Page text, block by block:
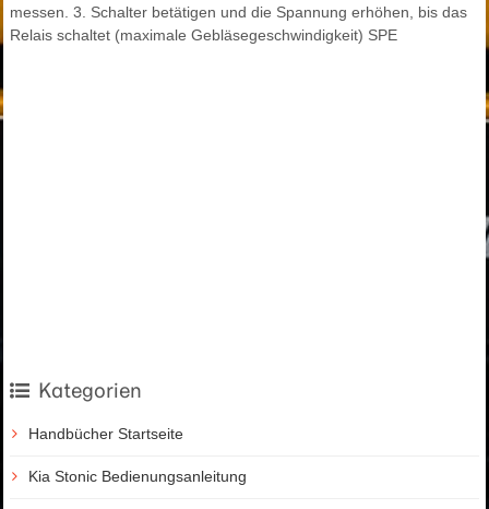
messen. 3. Schalter betätigen und die Spannung erhöhen, bis das
Relais schaltet (maximale Gebläsegeschwindigkeit) SPE
Kategorien
Handbücher Startseite
Kia Stonic Bedienungsanleitung